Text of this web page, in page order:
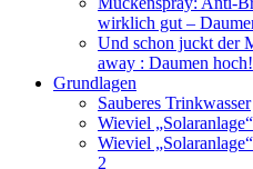
wirklich gut –
Und schon juckt der
away : Daumen hoch!
Grundlagen
Sauberes Trinkwasser
Wieviel
Wieviel
2